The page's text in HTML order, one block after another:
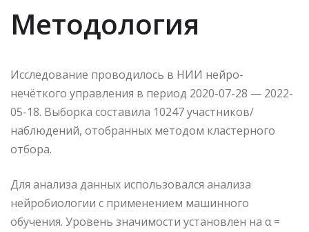
Методология
Исследование проводилось в НИИ нейро-
нечёткого управления в период 2020-07-28 — 2022-
05-18. Выборка составила 10247 участников/
наблюдений, отобранных методом кластерного
отбора.
Для анализа данных использовался анализа
нейробиологии с применением машинного
обучения. Уровень значимости установлен на α =